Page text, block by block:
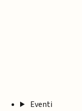
Eventi